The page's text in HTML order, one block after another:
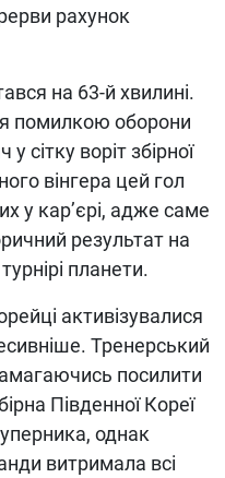
рахунок
на 63-й хвилині.
помилкою оборони
сітку воріт збірної
вінгера цей гол
у кар’єрі, адже саме
результат на
планети.
активізувалися
Тренерський
посилити
Південної Кореї
однак
витримала всі